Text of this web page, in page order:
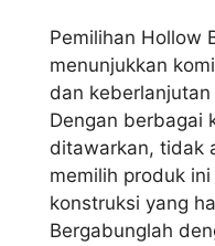
Pemilihan Hollow
menunjukkan
dan
Dengan berbagai
ditawarkan, tidak
memilih produk
konstruksi yang
Bergabunglah